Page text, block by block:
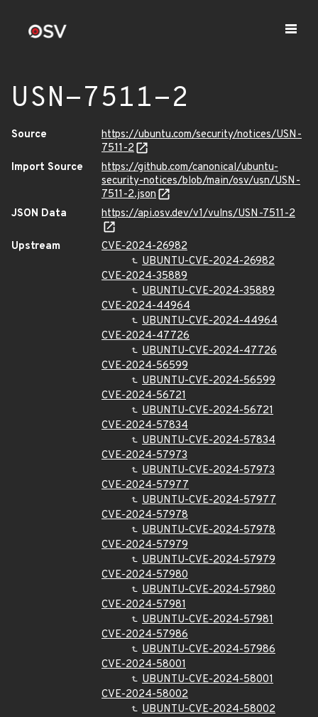
USN-7511-2
Source
https://ubuntu.com/security/notices/USN-
7511-2
Import Source
https://github.com/canonical/ubuntu-
security-notices/blob/main/osv/usn/USN-
7511-2.json
JSON Data
https://api.osv.dev/v1/vulns/USN-7511-2
Upstream
CVE-2024-26982
UBUNTU-CVE-2024-26982
CVE-2024-35889
UBUNTU-CVE-2024-35889
CVE-2024-44964
UBUNTU-CVE-2024-44964
CVE-2024-47726
UBUNTU-CVE-2024-47726
CVE-2024-56599
UBUNTU-CVE-2024-56599
CVE-2024-56721
UBUNTU-CVE-2024-56721
CVE-2024-57834
UBUNTU-CVE-2024-57834
CVE-2024-57973
UBUNTU-CVE-2024-57973
CVE-2024-57977
UBUNTU-CVE-2024-57977
CVE-2024-57978
UBUNTU-CVE-2024-57978
CVE-2024-57979
UBUNTU-CVE-2024-57979
CVE-2024-57980
UBUNTU-CVE-2024-57980
CVE-2024-57981
UBUNTU-CVE-2024-57981
CVE-2024-57986
UBUNTU-CVE-2024-57986
CVE-2024-58001
UBUNTU-CVE-2024-58001
CVE-2024-58002
UBUNTU-CVE-2024-58002